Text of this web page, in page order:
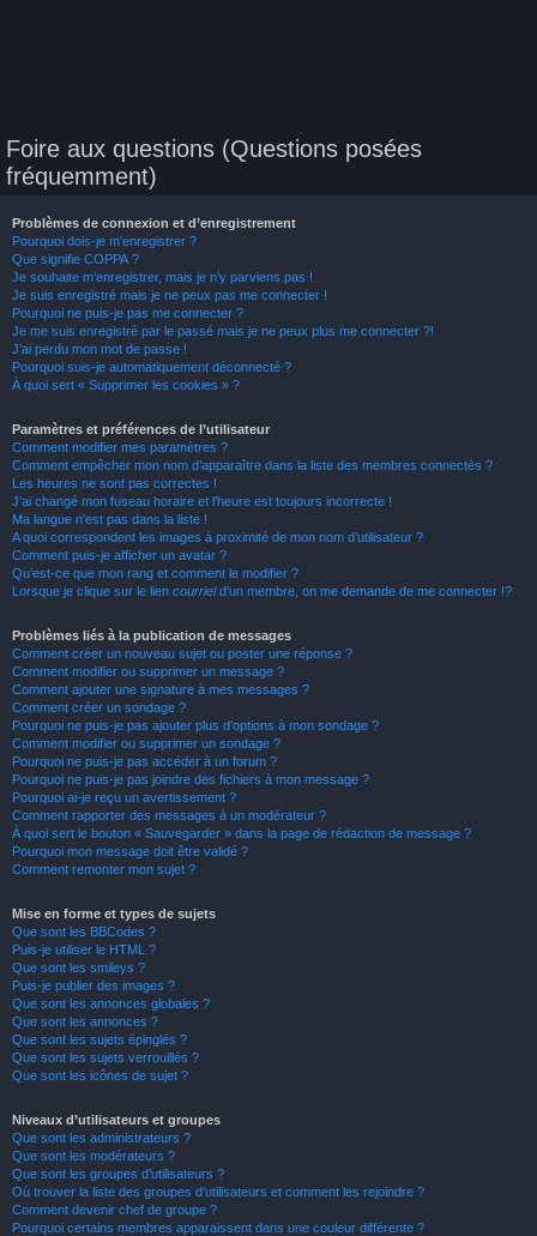
Foire aux questions (Questions posées
fréquemment)
Problèmes de connexion et d’enregistrement
Pourquoi dois-je m’enregistrer ?
Que signifie COPPA ?
Je souhaite m’enregistrer, mais je n’y parviens pas !
Je suis enregistré mais je ne peux pas me connecter !
Pourquoi ne puis-je pas me connecter ?
Je me suis enregistré par le passé mais je ne peux plus me connecter ?!
J’ai perdu mon mot de passe !
Pourquoi suis-je automatiquement déconnecté ?
À quoi sert « Supprimer les cookies » ?
Paramètres et préférences de l’utilisateur
Comment modifier mes paramètres ?
Comment empêcher mon nom d’apparaître dans la liste des membres connectés ?
Les heures ne sont pas correctes !
J’ai changé mon fuseau horaire et l’heure est toujours incorrecte !
Ma langue n’est pas dans la liste !
A quoi correspondent les images à proximité de mon nom d’utilisateur ?
Comment puis-je afficher un avatar ?
Qu’est-ce que mon rang et comment le modifier ?
Lorsque je clique sur le lien courrield’un membre, on me demande de me connecter !?
Problèmes liés à la publication de messages
Comment créer un nouveau sujet ou poster une réponse ?
Comment modifier ou supprimer un message ?
Comment ajouter une signature à mes messages ?
Comment créer un sondage ?
Pourquoi ne puis-je pas ajouter plus d’options à mon sondage ?
Comment modifier ou supprimer un sondage ?
Pourquoi ne puis-je pas accéder à un forum ?
Pourquoi ne puis-je pas joindre des fichiers à mon message ?
Pourquoi ai-je reçu un avertissement ?
Comment rapporter des messages à un modérateur ?
À quoi sert le bouton « Sauvegarder » dans la page de rédaction de message ?
Pourquoi mon message doit être validé ?
Comment remonter mon sujet ?
Mise en forme et types de sujets
Que sont les BBCodes ?
Puis-je utiliser le HTML ?
Que sont les smileys ?
Puis-je publier des images ?
Que sont les annonces globales ?
Que sont les annonces ?
Que sont les sujets épinglés ?
Que sont les sujets verrouillés ?
Que sont les icônes de sujet ?
Niveaux d’utilisateurs et groupes
Que sont les administrateurs ?
Que sont les modérateurs ?
Que sont les groupes d’utilisateurs ?
Où trouver la liste des groupes d’utilisateurs et comment les rejoindre ?
Comment devenir chef de groupe ?
Pourquoi certains membres apparaissent dans une couleur différente ?